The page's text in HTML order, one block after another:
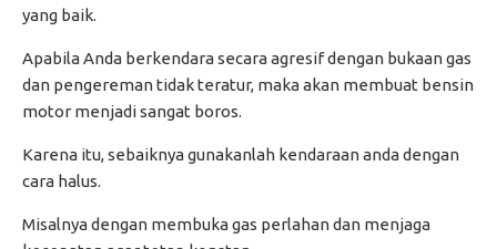
yang baik.
Apabila Anda berkendara secara agresif dengan bukaan gas
dan pengereman tidak teratur, maka akan membuat bensin
motor menjadi sangat boros.
Karena itu, sebaiknya gunakanlah kendaraan anda dengan
cara halus.
Misalnya dengan membuka gas perlahan dan menjaga